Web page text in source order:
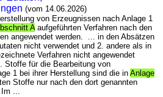
(vom 14.06.2026)
von Erzeugnissen nach Anlage 1
Aaufgeführten Verfahren nach den
angewendet werden. ... in den Absätzen
nicht verwendet und 2. andere als in
Verfahren nicht angewendet
Stoffe für die Bearbeitung von
1 bei ihrer Herstellung sind die inAnlage
Stoffe nur nach den dort genannten
Im ...